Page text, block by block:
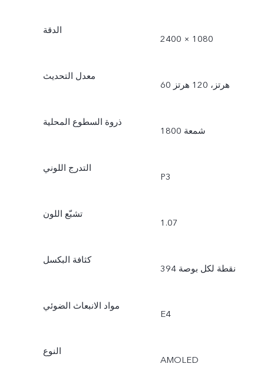
الدقة
2400 × 1080
معدل التحديث
60 هرتز، 120 هرتز
ذروة السطوع المحلية
1800 شمعة
التدرج اللوني
P3
تشبّع اللون
1.07
كثافة البكسل
394 نقطة لكل بوصة
مواد الانبعاث الضوئي
E4
النوع
AMOLED